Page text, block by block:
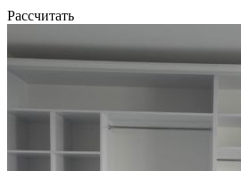
Рассчитать